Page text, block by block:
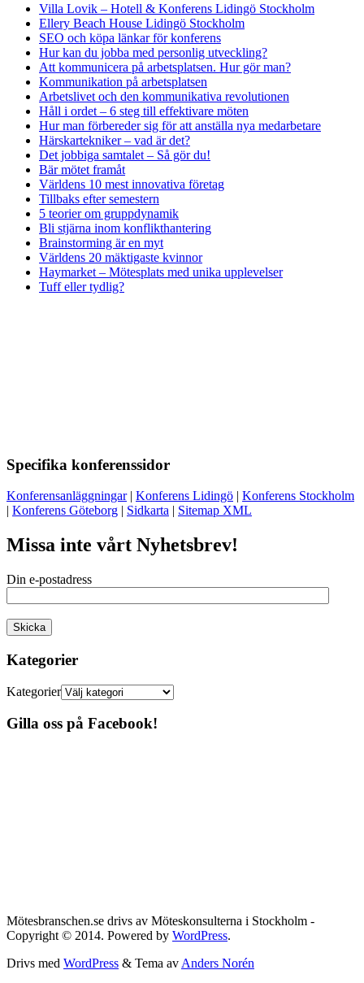
Villa Lovik – Hotell & Konferens Lidingö Stockholm
Ellery Beach House Lidingö Stockholm
SEO och köpa länkar för konferens
Hur kan du jobba med personlig utveckling?
Att kommunicera på arbetsplatsen. Hur gör man?
Kommunikation på arbetsplatsen
Arbetslivet och den kommunikativa revolutionen
Håll i ordet – 6 steg till effektivare möten
Hur man förbereder sig för att anställa nya medarbetare
Härskartekniker – vad är det?
Det jobbiga samtalet – Så gör du!
Bär mötet framåt
Världens 10 mest innovativa företag
Tillbaks efter semestern
5 teorier om gruppdynamik
Bli stjärna inom konflikthantering
Brainstorming är en myt
Världens 20 mäktigaste kvinnor
Haymarket – Mötesplats med unika upplevelser
Tuff eller tydlig?
Specifika konferenssidor
Konferensanläggningar| Konferens Lidingö | Konferens Stockholm
| Konferens Göteborg | Sidkarta | Sitemap XML
Missa inte vårt Nyhetsbrev!
Din e-postadress
Kategorier
Kategorier
Gilla oss på Facebook!
Mötesbranschen.se drivs av Möteskonsulterna i Stockholm -
Copyright © 2014. Powered by WordPress.
Drivs med WordPress & Tema av Anders Norén